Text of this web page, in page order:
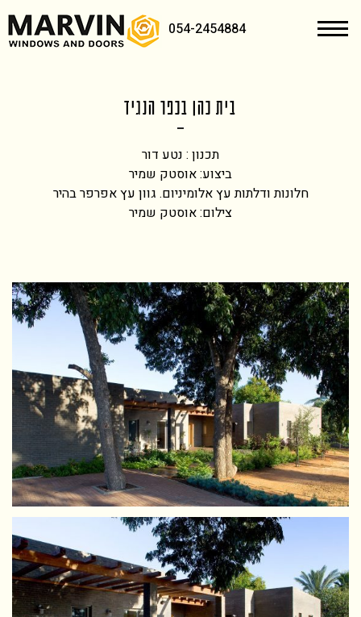
054-2454884
בית כהן בכפר הנגיד
תכנון : נטע דור
ביצוע: אוסטק שמיר
חלונות ודלתות עץ אלומיניום. גוון עץ אפרפר בהיר
צילום: אוסטק שמיר